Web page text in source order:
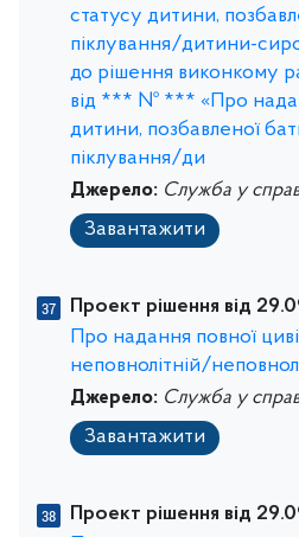
статусу дитини,
піклування/дитини-
до рішення виконкому
від *** № *** «Про
дитини, позбавленої
піклування/ди
Джерело: Служба у
Завантажити
Проект рішення від
Про надання повної
неповнолітній/
Джерело: Служба у
Завантажити
Проект рішення від